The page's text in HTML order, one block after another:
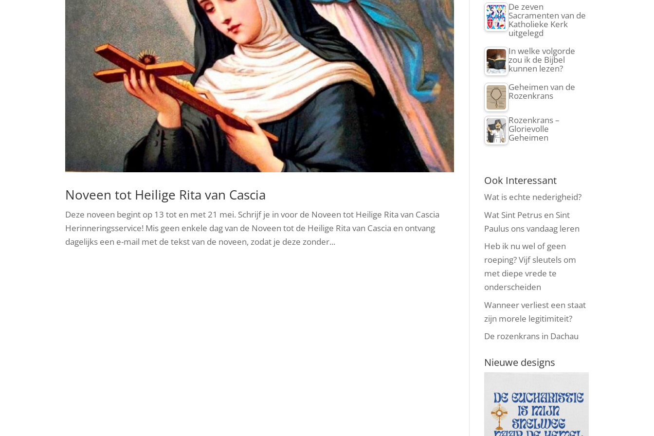
Noveen tot Heilige Rita van Cascia
Deze noveen begint op 13 tot en met 21 mei. Schrijf je in voor de Noveen tot Heilige Rita van Cascia
Herinneringsservice! Mis geen enkele dag van de Noveen tot de Heilige Rita van Cascia en ontvang
dagelijks een e-mail met de tekst van de noveen, zodat je deze zonder...
De zeven
Sacramenten van de
Katholieke Kerk
uitgelegd
In welke volgorde
zou ik de Bijbel
kunnen lezen?
Geheimen van de
Rozenkrans
Rozenkrans –
Glorievolle
Geheimen
Ook Interessant
Wat is echte nederigheid?
Wat Sint Petrus en Sint
Paulus ons vandaag leren
Heb ik nu wel of geen
roeping? Vijf sleutels om
met diepe vrede te
onderscheiden
Wanneer verliest een staat
zijn morele legitimiteit?
De rozenkrans in Dachau
Nieuwe designs